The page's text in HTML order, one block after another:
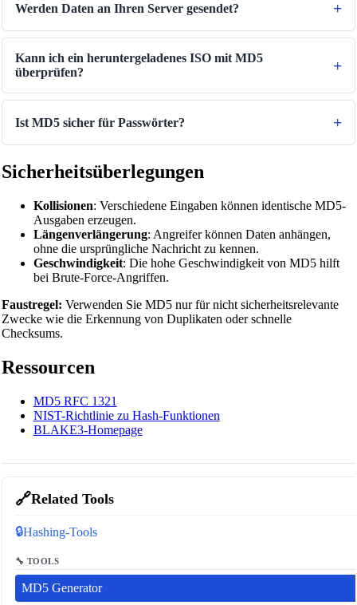
🔗Related Tools
🔒Hashing-Tools
🔧 TOOLS
MD5 Generator
Werden Daten an Ihren Server gesendet?
Kann ich ein heruntergeladenes ISO mit MD5
überprüfen?
Ist MD5 sicher für Passwörter?
Sicherheitsüberlegungen
Kollisionen: Verschiedene Eingaben können identische MD5-
Ausgaben erzeugen.
Längenverlängerung: Angreifer können Daten anhängen,
ohne die ursprüngliche Nachricht zu kennen.
Geschwindigkeit: Die hohe Geschwindigkeit von MD5 hilft
bei Brute-Force-Angriffen.
Faustregel: Verwenden Sie MD5 nur für nicht sicherheitsrelevante
Zwecke wie die Erkennung von Duplikaten oder schnelle
Checksums.
Ressourcen
MD5 RFC 1321
NIST-Richtlinie zu Hash-Funktionen
BLAKE3-Homepage